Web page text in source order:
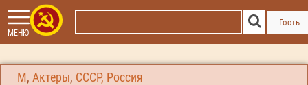
МЕНЮ
Гость
М , Актеры, СССР, Россия